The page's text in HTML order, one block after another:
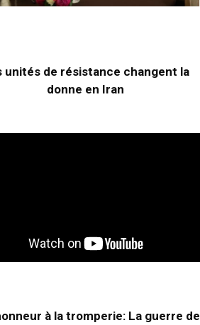
unités de résistance changent la
donne en Iran
à la tromperie: La guerre de